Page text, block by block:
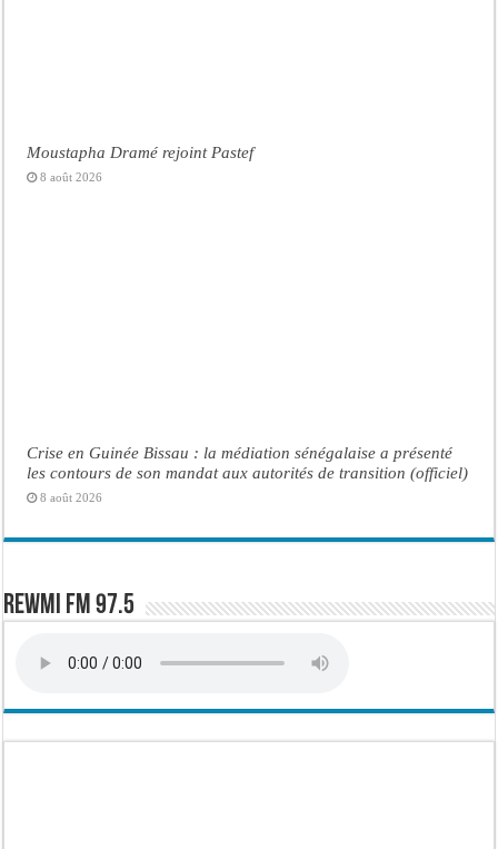
Moustapha Dramé rejoint Pastef
8 août 2026
Crise en Guinée Bissau : la médiation sénégalaise a présenté
les contours de son mandat aux autorités de transition (officiel)
8 août 2026
Rewmi FM 97.5